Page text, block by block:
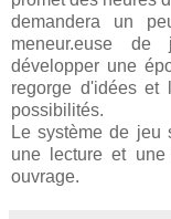
demandera un
meneur.euse
développer une
regorge d'idées et
possibilités.
Le système de jeu
une lecture et
ouvrage.